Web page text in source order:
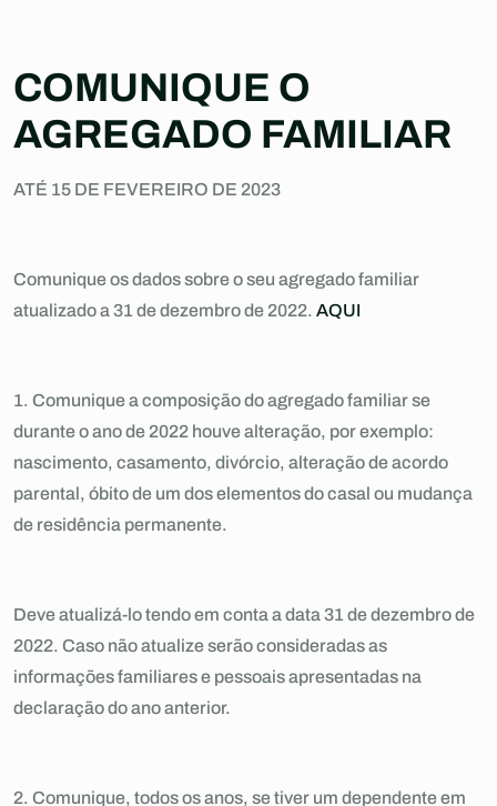
COMUNIQUE O
AGREGADO FAMILIAR
ATÉ 15 DE FEVEREIRO DE 2023
Comunique os dados sobre o seu agregado familiar
atualizado a 31 de dezembro de 2022. AQUI
1. Comunique a composição do agregado familiar se
durante o ano de 2022 houve alteração, por exemplo:
nascimento, casamento, divórcio, alteração de acordo
parental, óbito de um dos elementos do casal ou mudança
de residência permanente.
Deve atualizá-lo tendo em conta a data 31 de dezembro de
2022. Caso não atualize serão consideradas as
informações familiares e pessoais apresentadas na
declaração do ano anterior.
2. Comunique, todos os anos, se tiver um dependente em